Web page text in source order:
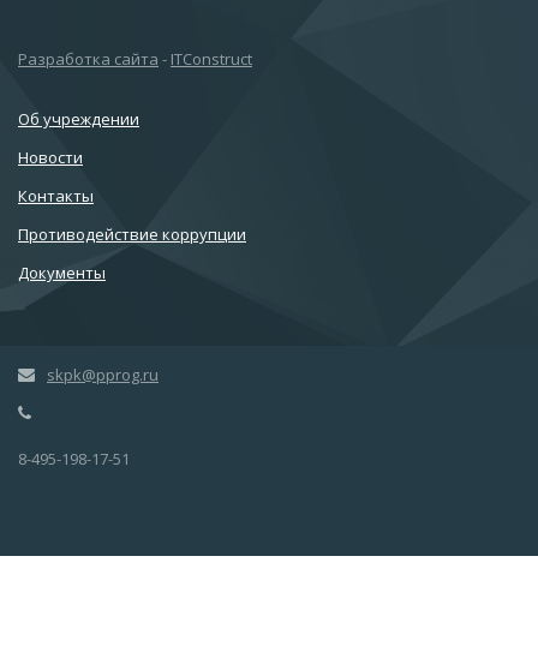
Разработка сайта - ITConstruct
Об учреждении
Новости
Контакты
Противодействие коррупции
Документы
skpk@pprog.ru
8-495-198-17-51